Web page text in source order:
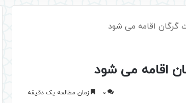
گرگان اقامه می شود
اقامه می شود
0 زمان مطالعه یک دقیقه